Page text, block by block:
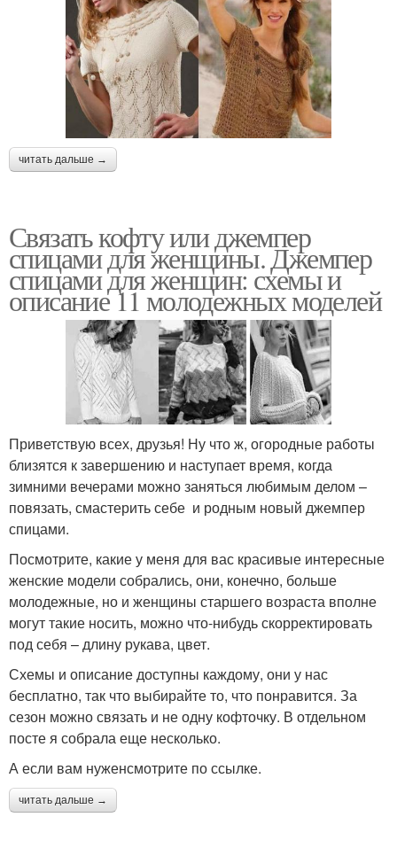
читать дальше →
Связать кофту или джемпер
спицами для женщины. Джемпер
спицами для женщин: схемы и
описание 11 молодежных моделей
Приветствую всех, друзья! Ну что ж, огородные работы
близятся к завершению и наступает время, когда
зимними вечерами можно заняться любимым делом –
повязать, смастерить себе и родным новый джемпер
спицами.
Посмотрите, какие у меня для вас красивые интересные
женские модели собрались, они, конечно, больше
молодежные, но и женщины старшего возраста вполне
могут такие носить, можно что-нибудь скорректировать
под себя – длину рукава, цвет.
Схемы и описание доступны каждому, они у нас
бесплатно, так что выбирайте то, что понравится. За
сезон можно связать и не одну кофточку. В отдельном
посте я собрала еще несколько.
А если вам нуженсмотрите по ссылке.
читать дальше →